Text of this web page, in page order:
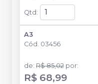
Qtd :
A3
Cód. 03456
de: R$ 85,02 por:
R$ 68,99